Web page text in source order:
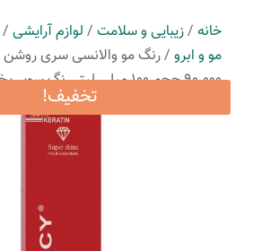
خانه/زیبایی و سلامت/ لوازم آرایشی/
مو و ابرو/ رنگ مو والانسی سری روشن
90.000 حجم 100 میلی لیتر رنگ سوپر یخی
تخفیف!